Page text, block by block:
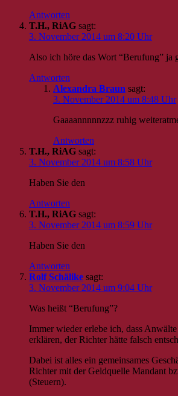
Antworten
T.H., RiAG sagt:
3. November 2014 um 8:20 Uhr
Also ich höre das Wort “Berufung”
Antworten
Alexandra Braun sagt:
3. November 2014 um 8:48 Uhr
Gaaaannnnnzzz ruhig
Antworten
T.H., RiAG sagt:
3. November 2014 um 8:58 Uhr
Haben Sie den
Antworten
T.H., RiAG sagt:
3. November 2014 um 8:59 Uhr
Haben Sie den
Antworten
Rolf Schälike sagt:
3. November 2014 um 9:04 Uhr
Was heißt “Berufung”?
Immer wieder erlebe ich, dass
erklären, der Richter hätte falsch
Dabei ist alles ein gemeinsames
Richter mit der Geldquelle Mandant
(Steuern).